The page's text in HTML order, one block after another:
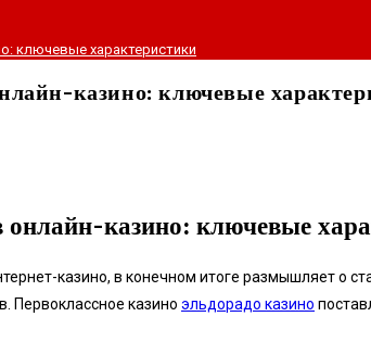
ключевые характеристики
казино: ключевые
онлайн-казино: ключевые
казино, в конечном итоге размышляет о
Первоклассное казино эльдорадо казино